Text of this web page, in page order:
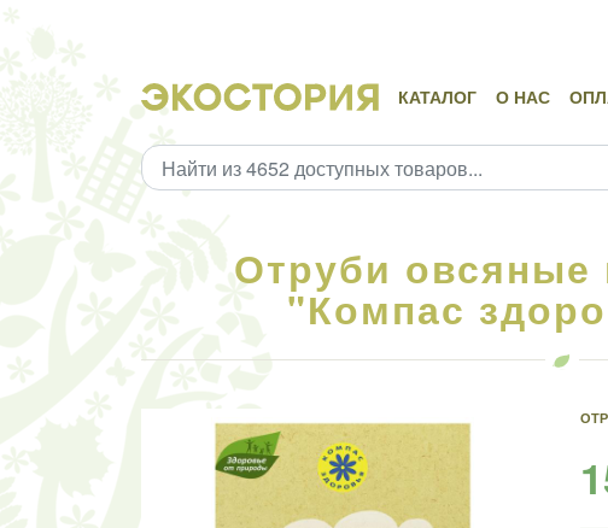
КАТАЛОГ О НАС
Отруби овсяные
"Компас